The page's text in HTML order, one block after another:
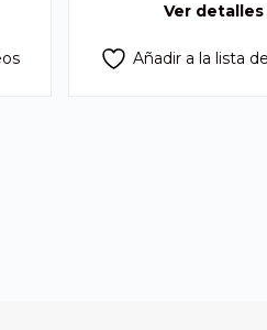
Ver detalles
Añadir a la lista